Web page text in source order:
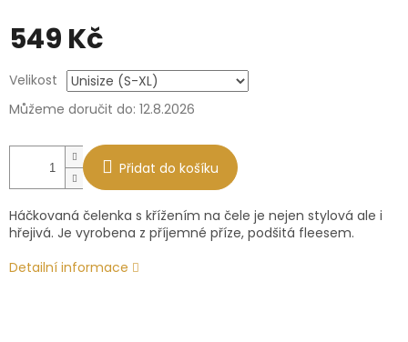
549 Kč
cena:
Velikost
Můžeme doručit do: 12.8.2026
Přidat do košíku
Háčkovaná čelenka s křížením na čele je nejen stylová ale i
hřejivá. Je vyrobena z příjemné příze, podšitá fleesem.
Detailní informace